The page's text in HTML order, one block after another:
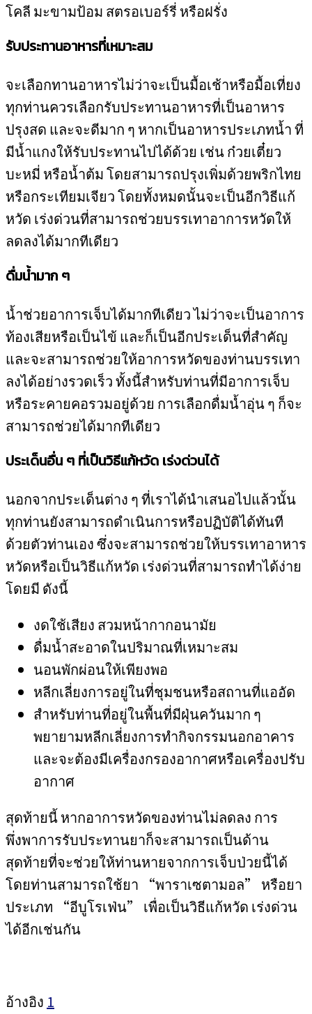
โคลี มะขามป้อม สตรอเบอร์รี่ หรือฝรั่ง
รับประทานอาหารที่เหมาะสม
จะเลือกทานอาหารไม่ว่าจะเป็นมื้อเช้าหรือมื้อเที่ยง
ทุกท่านควรเลือกรับประทานอาหารที่เป็นอาหาร
ปรุงสด และจะดีมาก ๆ หากเป็นอาหารประเภทน้ำ ที่
มีน้ำแกงให้รับประทานไปได้ด้วย เช่น ก๋วยเตี๋ยว
บะหมี่ หรือน้ำต้ม โดยสามารถปรุงเพิ่มด้วยพริกไทย
หรือกระเทียมเจียว โดยทั้งหมดนั้นจะเป็นอีกวิธีแก้
หวัด เร่งด่วนที่สามารถช่วยบรรเทาอาการหวัดให้
ลดลงได้มากทีเดียว
ดื่มน้ำมาก ๆ
น้ำช่วยอาการเจ็บได้มากทีเดียว ไม่ว่าจะเป็นอาการ
ท้องเสียหรือเป็นไข้ และก็เป็นอีกประเด็นที่สำคัญ
และจะสามารถช่วยให้อาการหวัดของท่านบรรเทา
ลงได้อย่างรวดเร็ว ทั้งนี้สำหรับท่านที่มีอาการเจ็บ
หรือระคายคอรวมอยู่ด้วย การเลือกดื่มน้ำอุ่น ๆ ก็จะ
สามารถช่วยได้มากทีเดียว
ประเด็นอื่น ๆ ที่เป็นวิธีแก้หวัด เร่งด่วนได้
นอกจากประเด็นต่าง ๆ ที่เราได้นำเสนอไปแล้วนั้น
ทุกท่านยังสามารถดำเนินการหรือปฏิบัติได้ทันที
ด้วยตัวท่านเอง ซึ่งจะสามารถช่วยให้บรรเทาอาหาร
หวัดหรือเป็นวิธีแก้หวัด เร่งด่วนที่สามารถทำได้ง่าย
โดยมี ดังนี้
งดใช้เสียง สวมหน้ากากอนามัย
ดื่มน้ำสะอาดในปริมาณที่เหมาะสม
นอนพักผ่อนให้เพียงพอ
หลีกเลี่ยงการอยู่ในที่ชุมชนหรือสถานที่แออัด
สำหรับท่านที่อยู่ในพื้นที่มีฝุ่นควันมาก ๆ
พยายามหลีกเลี่ยงการทำกิจกรรมนอกอาคาร
และจะต้องมีเครื่องกรองอากาศหรือเครื่องปรับ
อากาศ
สุดท้ายนี้ หากอาการหวัดของท่านไม่ลดลง การ
พึ่งพาการรับประทานยาก็จะสามารถเป็นด้าน
สุดท้ายที่จะช่วยให้ท่านหายจากการเจ็บป่วยนี้ได้
โดยท่านสามารถใช้ยา “พาราเซตามอล” หรือยา
ประเภท “อีบูโรเฟ่น” เพื่อเป็นวิธีแก้หวัด เร่งด่วน
ได้อีกเช่นกัน
อ้างอิง 1